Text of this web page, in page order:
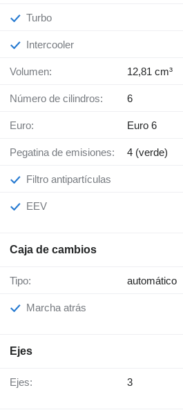
Turbo
Intercooler
Volumen: 12,81 cm³
Número de cilindros: 6
Euro: Euro 6
Pegatina de emisiones: 4 (verde)
Filtro antipartículas
EEV
Caja de cambios
Tipo: automático
Marcha atrás
Ejes
Ejes: 3